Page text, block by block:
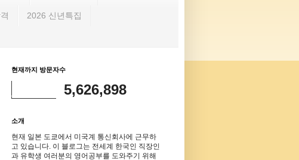
2026 신년특집
현재까지 방문자수
5,626,898
소개
현재 일본 도쿄에서 미국계 통신회사에 근무하
고 있습니다. 이 블로그는 전세계 한국인 직장인
과 유학생 여러분의 영어공부를 도와주기 위해